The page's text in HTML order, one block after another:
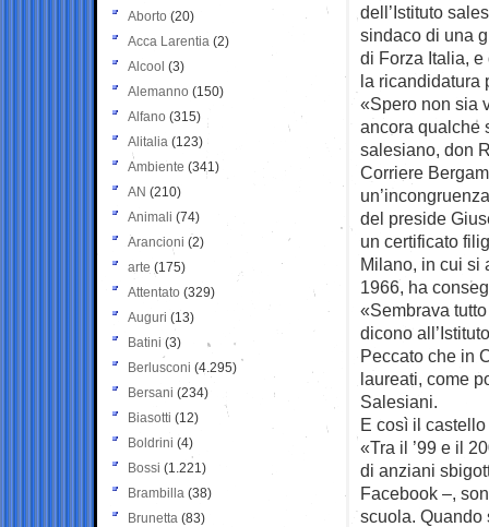
dell’Istituto
sindaco di una
di Forza Italia,
la ricandidatura
«Spero non sia
ancora qualche
salesiano, don
Corriere
del preside
un certificato
Milano, in cui si
1966, ha
«Sembrava
dicono
Peccato che in
laureati, come
Salesiani.
E così il
«Tra il ’99 e il
di anziani
Facebook –,
scuola. Quando
Aborto (20)
Acca Larentia (2)
Alcool (3)
Alemanno (150)
Alfano (315)
Alitalia (123)
Ambiente (341)
AN (210)
Animali (74)
Arancioni (2)
arte (175)
Attentato (329)
Auguri (13)
Batini (3)
Berlusconi (4.295)
Bersani (234)
Biasotti (12)
Boldrini (4)
Bossi (1.221)
Brambilla (38)
Brunetta (83)